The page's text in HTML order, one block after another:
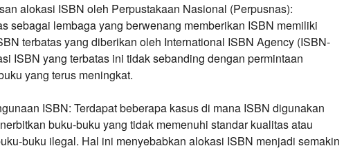
alokasi ISBN oleh Perpustakaan Nasional (Perpusnas):
sebagai lembaga yang berwenang memberikan ISBN memiliki
terbatas yang diberikan oleh International ISBN Agency (ISBN-
ISBN yang terbatas ini tidak sebanding dengan permintaan
yang terus meningkat.
ISBN: Terdapat beberapa kasus di mana ISBN digunakan
buku-buku yang tidak memenuhi standar kualitas atau
buku ilegal. Hal ini menyebabkan alokasi ISBN menjadi semakin